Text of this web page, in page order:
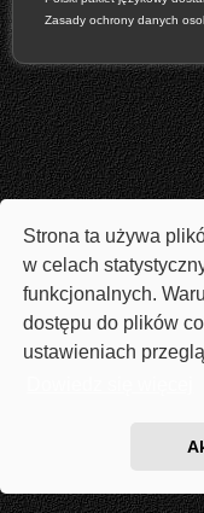
Strona ta używa
w celach
funkcjonalnych.
dostępu do plików
ustawieniach
Zasady ochrony danych